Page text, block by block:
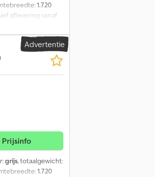
1.720
aflevering vanaf
heel Europa
korte termijn
U kunt onze
*
S235 * Zijkanten
volgens
Stapelprofiel *
buitenkant
verkoop
btw. Voor vragen
Advertentie
Prijsinfo
grijs, totaalgewicht:
1.720